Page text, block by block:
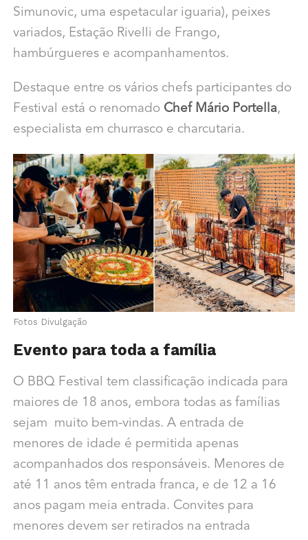
Simunovic, uma espetacular iguaria), peixes
variados, Estação Rivelli de Frango,
hambúrgueres e acompanhamentos.
Destaque entre os vários chefs participantes do
Festival está o renomado Chef Mário Portella,
especialista em churrasco e charcutaria.
Fotos Divulgação
Evento para toda a família
O BBQ Festival tem classificação indicada para
maiores de 18 anos, embora todas as famílias
sejam muito bem-vindas. A entrada de
menores de idade é permitida apenas
acompanhados dos responsáveis. Menores de
até 11 anos têm entrada franca, e de 12 a 16
anos pagam meia entrada. Convites para
menores devem ser retirados na entrada